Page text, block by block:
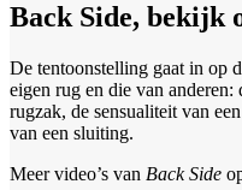
Back Side, bekijk
De tentoonstelling gaat in op
eigen rug en die van anderen:
rugzak, de sensualiteit van
van een sluiting.
Meer video’s van Back Side